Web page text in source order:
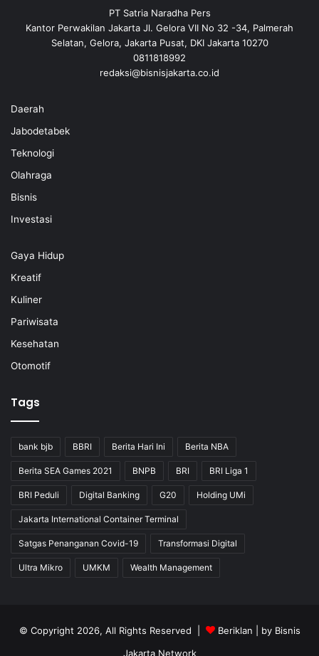
PT Satria Naradha Pers
Kantor Perwakilan Jakarta Jl. Gelora VII No 32 -34, Palmerah
Selatan, Gelora, Jakarta Pusat, DKI Jakarta 10270
0811818992
redaksi@bisnisjakarta.co.id
Daerah
Jabodetabek
Teknologi
Olahraga
Bisnis
Investasi
Gaya Hidup
Kreatif
Kuliner
Pariwisata
Kesehatan
Otomotif
Tags
bank bjb BBRI Berita Hari Ini Berita NBA
Berita SEA Games 2021 BNPB BRI BRI Liga 1
BRI Peduli Digital Banking G20 Holding UMi
Jakarta International Container Terminal
Satgas Penanganan Covid-19 Transformasi Digital
Ultra Mikro UMKM Wealth Management
© Copyright 2026, All Rights Reserved | Beriklan | by Bisnis
Jakarta Network